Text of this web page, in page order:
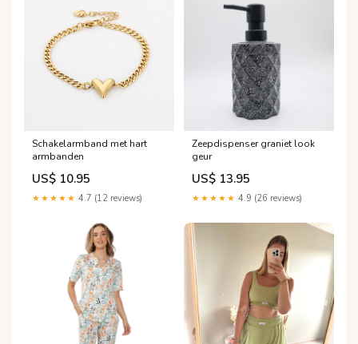
Schakelarmband met hart
armbanden
US$ 10.95
★★★★★ 4.7 (12 reviews)
Zeepdispenser graniet look
geur
US$ 13.95
★★★★★ 4.9 (26 reviews)